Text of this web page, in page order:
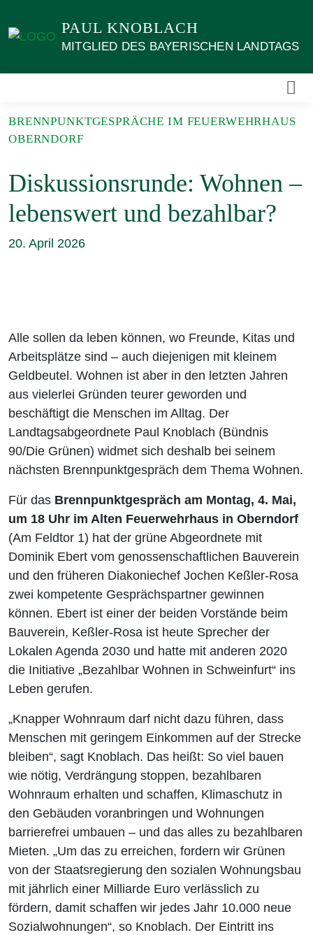
zum
PAUL KNOBLACH
MITGLIED DES BAYERISCHEN LANDTAGS
BRENNPUNKTGESPRÄCHE IM FEUERWEHRHAUS
OBERNDORF
Diskussionsrunde: Wohnen –
lebenswert und bezahlbar?
20. April 2026
Alle sollen da leben können, wo Freunde, Kitas und
Arbeitsplätze sind – auch diejenigen mit kleinem
Geldbeutel. Wohnen ist aber in den letzten Jahren
aus vielerlei Gründen teurer geworden und
beschäftigt die Menschen im Alltag. Der
Landtagsabgeordnete Paul Knoblach (Bündnis
90/Die Grünen) widmet sich deshalb bei seinem
nächsten Brennpunktgespräch dem Thema Wohnen.
Für das Brennpunktgespräch am Montag, 4. Mai,
um 18 Uhr im Alten Feuerwehrhaus in Oberndorf
(Am Feldtor 1) hat der grüne Abgeordnete mit
Dominik Ebert vom genossenschaftlichen Bauverein
und den früheren Diakoniechef Jochen Keßler-Rosa
zwei kompetente Gesprächspartner gewinnen
können. Ebert ist einer der beiden Vorstände beim
Bauverein, Keßler-Rosa ist heute Sprecher der
Lokalen Agenda 2030 und hatte mit anderen 2020
die Initiative „Bezahlbar Wohnen in Schweinfurt“ ins
Leben gerufen.
„Knapper Wohnraum darf nicht dazu führen, dass
Menschen mit geringem Einkommen auf der Strecke
bleiben“, sagt Knoblach. Das heißt: So viel bauen
wie nötig, Verdrängung stoppen, bezahlbaren
Wohnraum erhalten und schaffen, Klimaschutz in
den Gebäuden voranbringen und Wohnungen
barrierefrei umbauen – und das alles zu bezahlbaren
Mieten. „Um das zu erreichen, fordern wir Grünen
von der Staatsregierung den sozialen Wohnungsbau
mit jährlich einer Milliarde Euro verlässlich zu
fördern, damit schaffen wir jedes Jahr 10.000 neue
Sozialwohnungen“, so Knoblach. Der Eintritt ins